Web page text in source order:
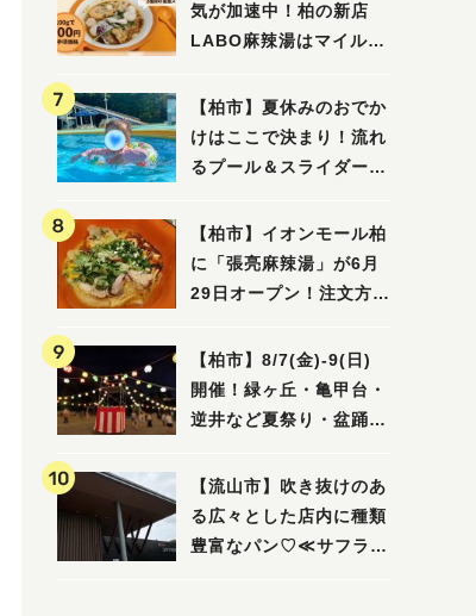
気が加速中！柏の新店
LABO麻辣湯はマイルド
【柏市】夏休みのおでか
けはここで決まり！流れ
るプール＆スライダーに
ル」を親子で満喫してき
ました！
【柏市】イオンモール柏
に「張亮麻辣湯」が6月
29日オープン！注文方法
ビュー
【柏市】8/7(金)‐9(日)
開催！緑ヶ丘・亀甲台・
逆井など夏祭り・盆踊り
【流山市】吹き抜けのあ
る広々とした店内に種類
豊富なパン♡≪サフラン